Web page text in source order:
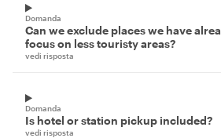
Domanda
Can we exclude places we have
focus on less touristy areas?
vedi risposta
Domanda
Is hotel or station pickup included?
vedi risposta